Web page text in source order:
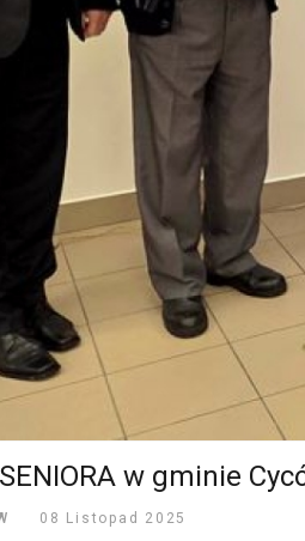
w gminie
08 Listopad 2025